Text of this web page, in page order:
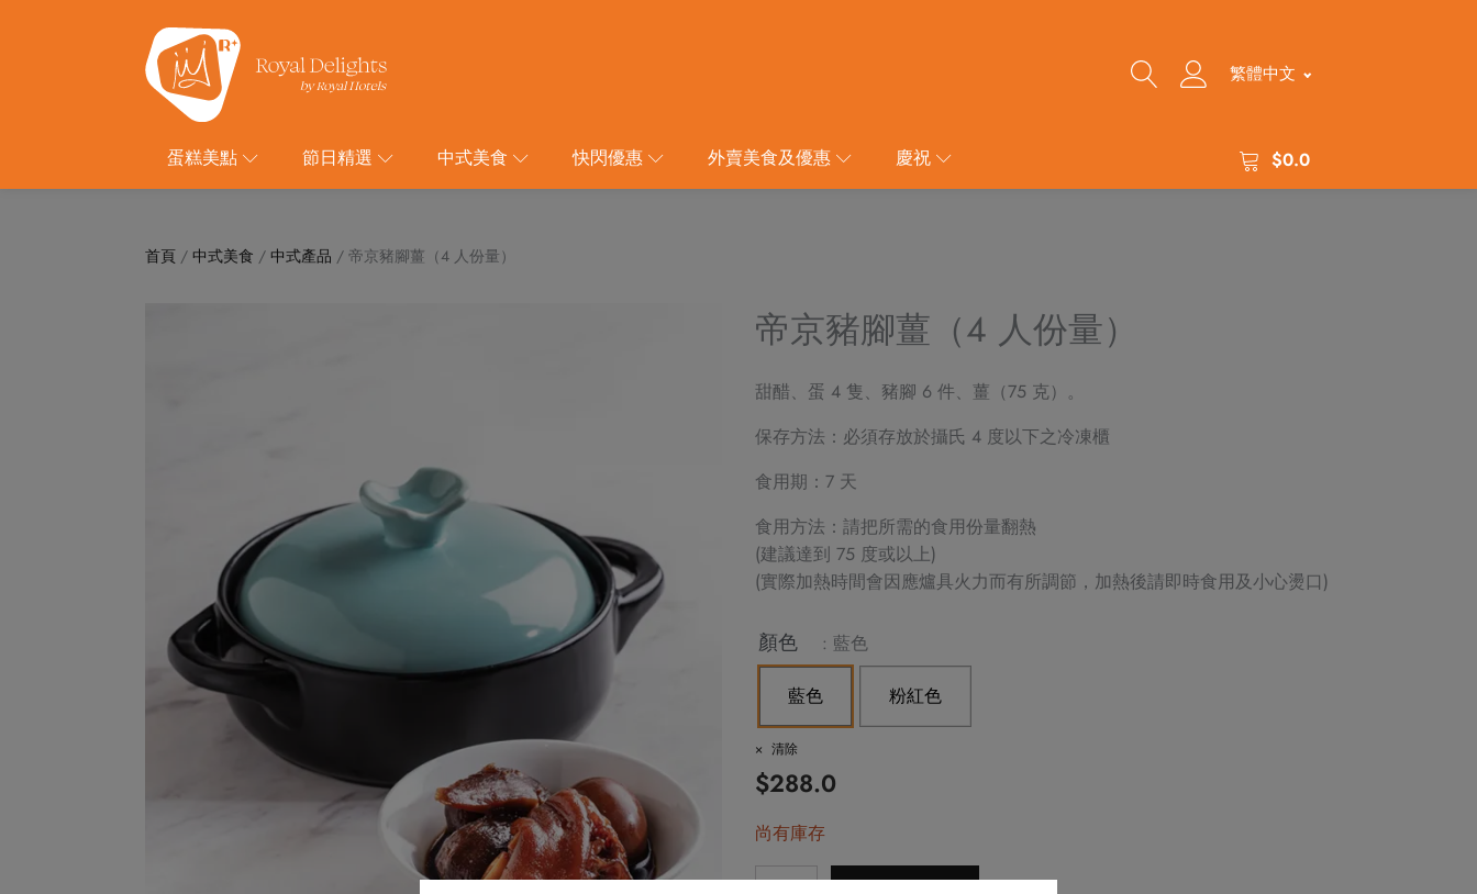
繁體中文
蛋糕美點 節日精選 中式美食 快閃優惠 外賣美食及優惠 慶祝 $0.0
首頁 / 中式美食 / 中式產品 / 帝京豬腳薑（4 人份量）
帝京豬腳薑（4 人份量）
甜醋、蛋 4 隻、豬腳 6 件、薑（75 克）。
保存方法：必須存放於攝氏 4 度以下之冷凍櫃
食用期：7 天
食用方法：請把所需的食用份量翻熱
(建議達到 75 度或以上)
(實際加熱時間會因應爐具火力而有所調節，加熱後請即時食用及小心燙口)
顏色 : 藍色
藍色 粉紅色
清除
$288.0
尚有庫存
帝
Alternative: